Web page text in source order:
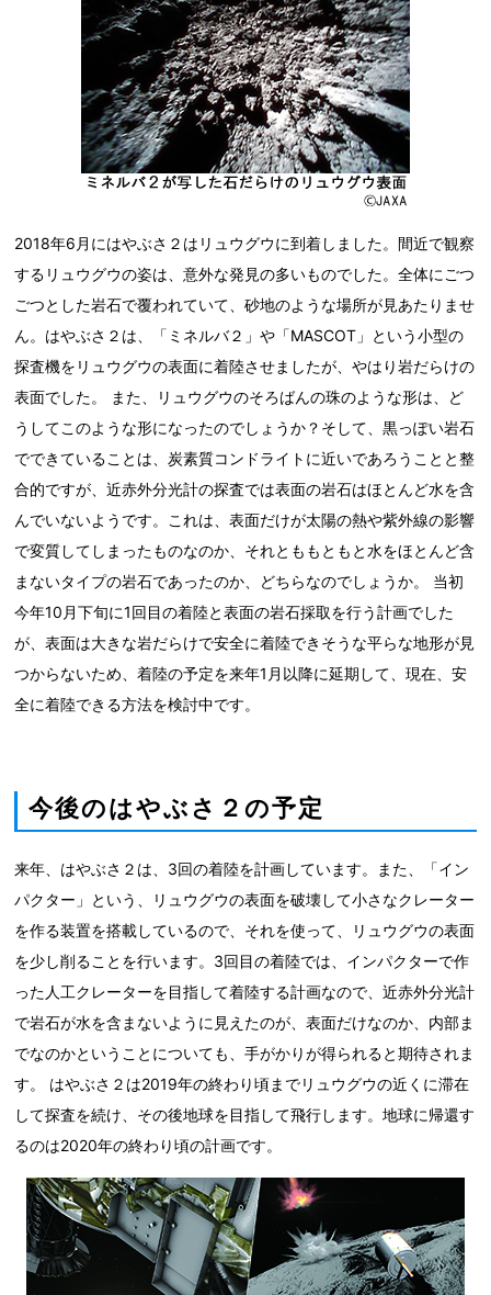
2018年6月にはやぶさ２はリュウグウに到着しました。間近で観察
するリュウグウの姿は、意外な発見の多いものでした。全体にごつ
ごつとした岩石で覆われていて、砂地のような場所が見あたりませ
ん。はやぶさ２は、「ミネルバ２」や「MASCOT」という小型の
探査機をリュウグウの表面に着陸させましたが、やはり岩だらけの
表面でした。 また、リュウグウのそろばんの珠のような形は、ど
うしてこのような形になったのでしょうか？そして、黒っぽい岩石
でできていることは、炭素質コンドライトに近いであろうことと整
合的ですが、近赤外分光計の探査では表面の岩石はほとんど水を含
んでいないようです。これは、表面だけが太陽の熱や紫外線の影響
で変質してしまったものなのか、それとももともと水をほとんど含
まないタイプの岩石であったのか、どちらなのでしょうか。 当初
今年10月下旬に1回目の着陸と表面の岩石採取を行う計画でした
が、表面は大きな岩だらけで安全に着陸できそうな平らな地形が見
つからないため、着陸の予定を来年1月以降に延期して、現在、安
全に着陸できる方法を検討中です。
今後のはやぶさ２の予定
来年、はやぶさ２は、3回の着陸を計画しています。また、「イン
パクター」という、リュウグウの表面を破壊して小さなクレーター
を作る装置を搭載しているので、それを使って、リュウグウの表面
を少し削ることを行います。3回目の着陸では、インパクターで作
った人工クレーターを目指して着陸する計画なので、近赤外分光計
で岩石が水を含まないように見えたのが、表面だけなのか、内部ま
でなのかということについても、手がかりが得られると期待されま
す。 はやぶさ２は2019年の終わり頃までリュウグウの近くに滞在
して探査を続け、その後地球を目指して飛行します。地球に帰還す
るのは2020年の終わり頃の計画です。